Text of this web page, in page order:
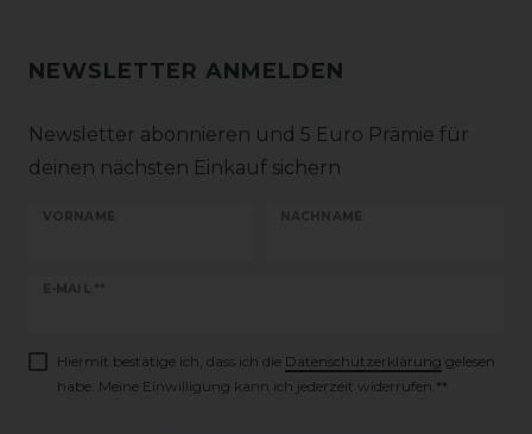
NEWSLETTER ANMELDEN
Newsletter abonnieren und 5 Euro Prämie für
deinen nächsten Einkauf sichern
VORNAME NACHNAME
E-MAIL **
Newsletter
Hiermit bestätige ich, dass ich die Daten­schutz­erklärung gelesen
habe. Meine Einwilligung kann ich jederzeit widerrufen.**